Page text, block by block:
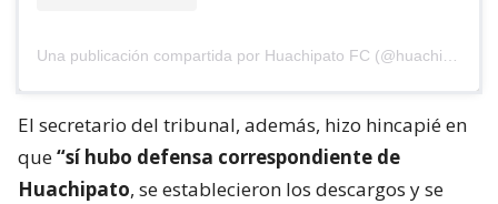
Una publicación compartida por Huachipato FC (@huachipato_fc)
El secretario del tribunal, además, hizo hincapié en
que“sí hubo defensa correspondiente de
Huachipato, se establecieron los descargos y se